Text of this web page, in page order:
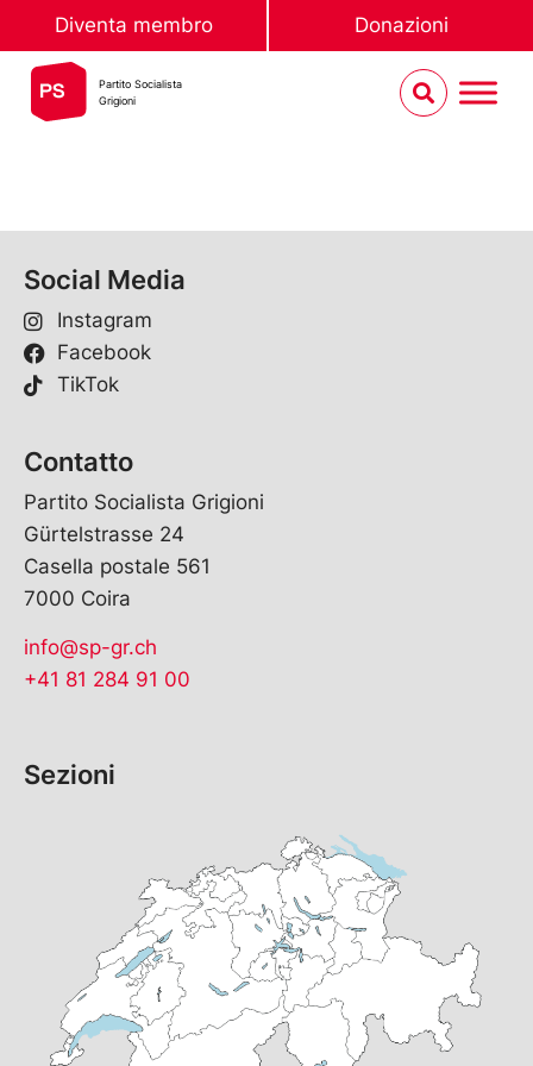
Diventa membro Donazioni
Partito Socialista
Grigioni
Social Media
Instagram
Facebook
TikTok
Contatto
Partito Socialista Grigioni
Gürtelstrasse 24
Casella postale 561
7000 Coira
info@sp-gr.ch
+41 81 284 91 00
Sezioni